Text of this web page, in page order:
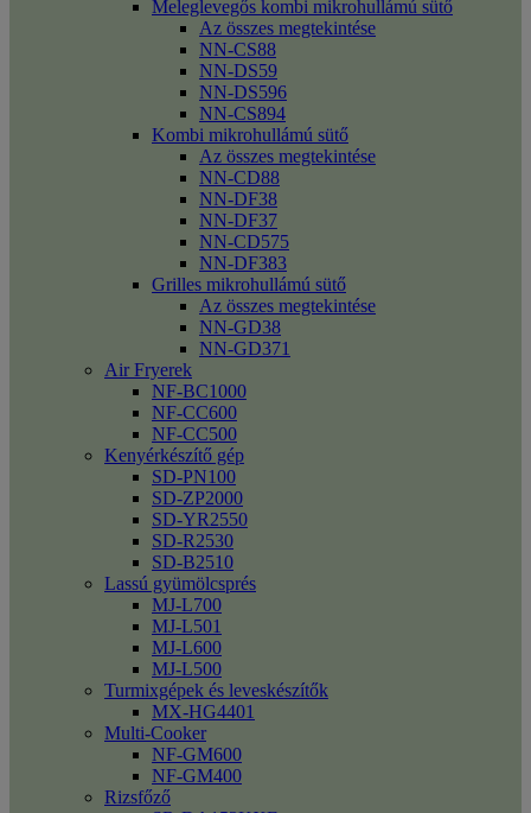
Meleglevegős kombi mikrohullámú sütő
Az összes megtekintése
NN-CS88
NN-DS59
NN-DS596
NN-CS894
Kombi mikrohullámú sütő
Az összes megtekintése
NN-CD88
NN-DF38
NN-DF37
NN-CD575
NN-DF383
Grilles mikrohullámú sütő
Az összes megtekintése
NN-GD38
NN-GD371
Air Fryerek
NF-BC1000
NF-CC600
NF-CC500
Kenyérkészítő gép
SD-PN100
SD-ZP2000
SD-YR2550
SD-R2530
SD-B2510
Lassú gyümölcsprés
MJ-L700
MJ-L501
MJ-L600
MJ-L500
Turmixgépek és leveskészítők
MX-HG4401
Multi-Cooker
NF-GM600
NF-GM400
Rizsfőző